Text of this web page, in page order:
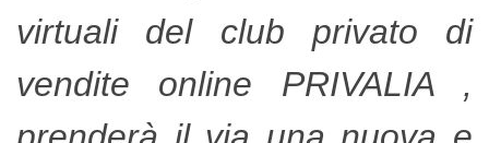
virtuali del club privato di
vendite online PRIVALIA ,